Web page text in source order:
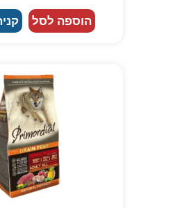
הוספה לסל